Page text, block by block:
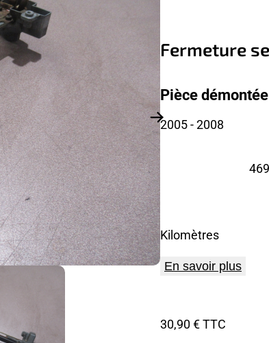
Fermeture
Pièce
2005- 2008
Kilomètres
En savoir plus
30,90 € TTC